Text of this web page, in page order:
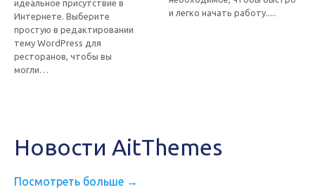
идеальное присутствие в
Интернете. Выберите
простую в редактировании
тему WordPress для
ресторанов, чтобы вы
могли…
и легко начать работу.....
Новости AitThemes
Посмотреть больше →